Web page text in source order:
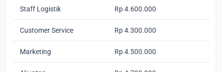
Staff Logistik Rp 4.600.000
Customer Service Rp 4.300.000
Marketing Rp 4.500.000